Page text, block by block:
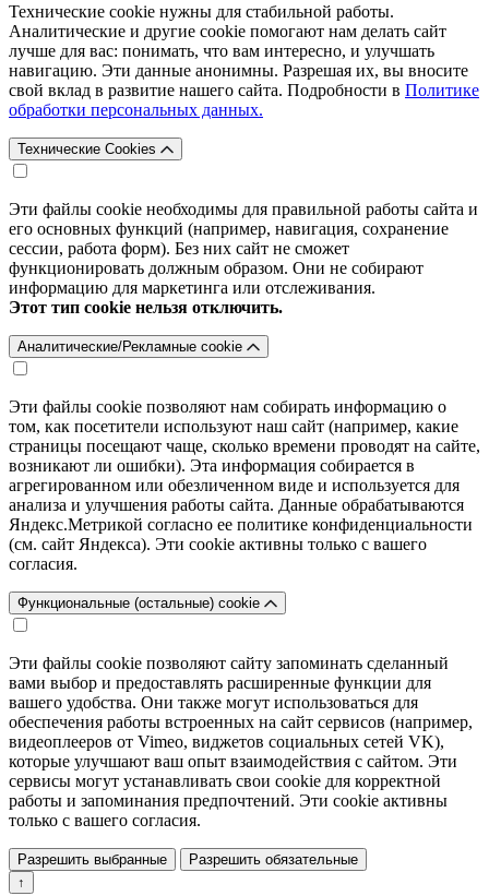
Технические cookie нужны для стабильной работы.
Аналитические и другие cookie помогают нам делать сайт
лучше для вас: понимать, что вам интересно, и улучшать
навигацию. Эти данные анонимны. Разрешая их, вы вносите
свой вклад в развитие нашего сайта. Подробности в Политике
обработки персональных данных.
Технические Cookies
Эти файлы cookie необходимы для правильной работы сайта и
его основных функций (например, навигация, сохранение
сессии, работа форм). Без них сайт не сможет
функционировать должным образом. Они не собирают
информацию для маркетинга или отслеживания.
Этот тип cookie нельзя отключить.
Аналитические/Рекламные cookie
Эти файлы cookie позволяют нам собирать информацию о
том, как посетители используют наш сайт (например, какие
страницы посещают чаще, сколько времени проводят на сайте,
возникают ли ошибки). Эта информация собирается в
агрегированном или обезличенном виде и используется для
анализа и улучшения работы сайта. Данные обрабатываются
Яндекс.Метрикой согласно ее политике конфиденциальности
(см. сайт Яндекса). Эти cookie активны только с вашего
согласия.
Функциональные (остальные) cookie
Эти файлы cookie позволяют сайту запоминать сделанный
вами выбор и предоставлять расширенные функции для
вашего удобства. Они также могут использоваться для
обеспечения работы встроенных на сайт сервисов (например,
видеоплееров от Vimeo, виджетов социальных сетей VK),
которые улучшают ваш опыт взаимодействия с сайтом. Эти
сервисы могут устанавливать свои cookie для корректной
работы и запоминания предпочтений. Эти cookie активны
только с вашего согласия.
Разрешить выбранные
Разрешить обязательные
↑